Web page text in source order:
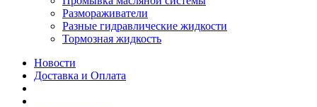
Размораживатели
Разные гидравлические жидкости
Тормозная жидкость
Новости
Доставка и Оплата